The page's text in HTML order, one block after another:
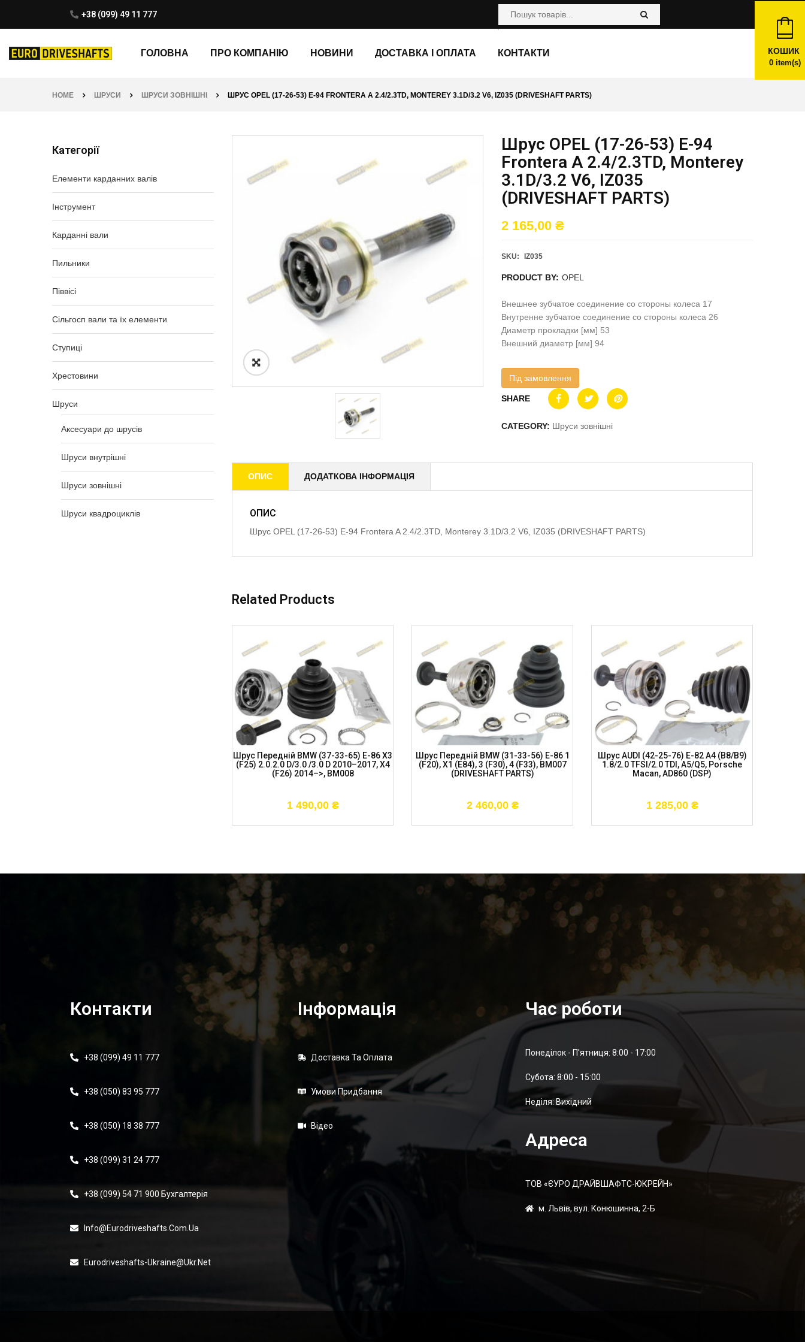
+38 (099) 49 11 777
ГОЛОВНА ПРО КОМПАНІЮ НОВИНИ ДОСТАВКА І ОПЛАТА КОНТАКТИ КОШИК
0item(s)
HOME ШРУСИ ШРУСИ ЗОВНІШНІ ШРУС OPEL (17-26-53) E-94 FRONTERA A 2.4/2.3TD, MONTEREY 3.1D/3.2 V6, IZ035 (DRIVESHAFT PARTS)
Категорії
Елементи карданних валів
Інструмент
Карданні вали
Пильники
Піввісі
Сільгосп вали та їх елементи
Ступиці
Хрестовини
Шруси
Аксесуари до шрусів
Шруси внутрішні
Шруси зовнішні
Шруси квадроциклів
Шрус OPEL (17-26-53) E-94
Frontera A 2.4/2.3TD, Monterey
3.1D/3.2 V6, IZ035
(DRIVESHAFT PARTS)
2 165,00 ₴
SKU: IZ035
PRODUCT BY: OPEL
Внешнее зубчатое соединение со стороны колеса 17
Внутренне зубчатое соединение со стороны колеса 26
Диаметр прокладки [мм] 53
Внешний диаметр [мм] 94
Під замовлення
SHARE
CATEGORY: Шруси зовнішні
ОПИС ДОДАТКОВА ІНФОРМАЦІЯ
ОПИС
Шрус OPEL (17-26-53) E-94 Frontera A 2.4/2.3TD, Monterey 3.1D/3.2 V6, IZ035 (DRIVESHAFT PARTS)
Related Products
Шрус Передній BMW (37-33-65) E-86 X3
(F25) 2.0.2.0 D/3.0 /3.0 D 2010–2017, X4
(F26) 2014–>, BM008
1 490,00 ₴
Шрус Передній BMW (31-33-56) E-86 1
(F20), X1 (E84), 3 (F30), 4 (F33), BM007
(DRIVESHAFT PARTS)
2 460,00 ₴
Шрус AUDI (42-25-76) E-82 A4 (B8/B9)
1.8/2.0 TFSI/2.0 TDI, A5/Q5, Porsche
Macan, AD860 (DSP)
1 285,00 ₴
Контакти
+38 (099) 49 11 777
+38 (050) 83 95 777
+38 (050) 18 38 777
+38 (099) 31 24 777
+38 (099) 54 71 900 Бухгалтерія
Info@eurodriveshafts.com.ua
Eurodriveshafts-Ukraine@ukr.net
Інформація
Доставка Та Оплата
Умови Придбання
Відео
Час роботи
Понеділок - П'ятниця: 8:00 - 17:00
Суботa: 8:00 - 15:00
Неділя: Вихідний
Адреса
ТОВ «ЄУРО ДРАЙВШАФТC-ЮКРЕЙН»
м. Львів, вул. Конюшинна, 2-Б